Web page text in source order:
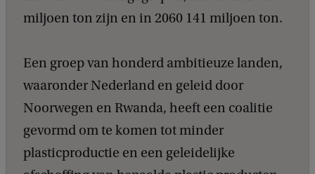
miljoen ton zijn en in 2060 141 miljoen ton.
Een groep van honderd ambitieuze landen,
waaronder Nederland en geleid door
Noorwegen en Rwanda, heeft een coalitie
gevormd om te komen tot minder
plasticproductie en een geleidelijke